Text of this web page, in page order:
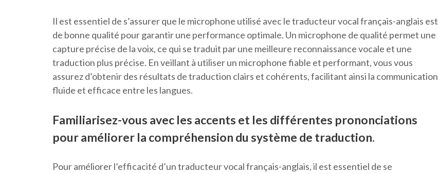
Il est essentiel de s’assurer que le microphone utilisé avec le traducteur vocal français-anglais est
de bonne qualité pour garantir une performance optimale. Un microphone de qualité permet une
capture précise de la voix, ce qui se traduit par une meilleure reconnaissance vocale et une
traduction plus précise. En veillant à utiliser un microphone fiable et performant, vous vous
assurez d’obtenir des résultats de traduction clairs et cohérents, facilitant ainsi la communication
fluide et efficace entre les langues.
Familiarisez-vous avec les accents et les différentes prononciations
pour améliorer la compréhension du système de traduction.
Pour améliorer l’efficacité d’un traducteur vocal français-anglais, il est essentiel de se